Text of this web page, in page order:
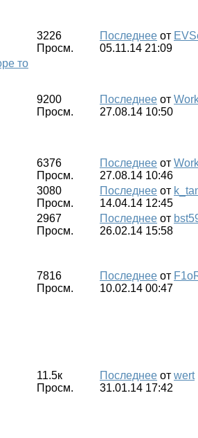
3226
Просм.
Последнее от
05.11.14 21:09
то
9200
Просм.
Последнее от
27.08.14 10:50
6376
Просм.
Последнее от
27.08.14 10:46
3080
Просм.
Последнее от
14.04.14 12:45
2967
Просм.
Последнее от
26.02.14 15:58
7816
Просм.
Последнее от
10.02.14 00:47
11.5к
Просм.
Последнее от wert
31.01.14 17:42